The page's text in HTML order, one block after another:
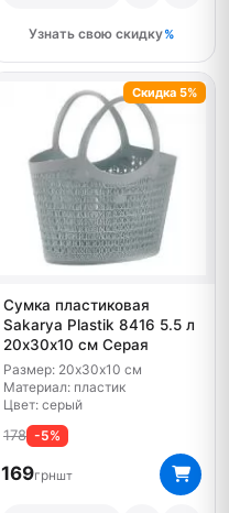
Узнать свою скидку
Сумка пластиковая
Sakarya Plastik 8416 5.5 л
20х30х10 см Серая
Размер: 20х30х10 см
Материал: пластик
Цвет: серый
178 -5%
169грншт
Скидка 5%